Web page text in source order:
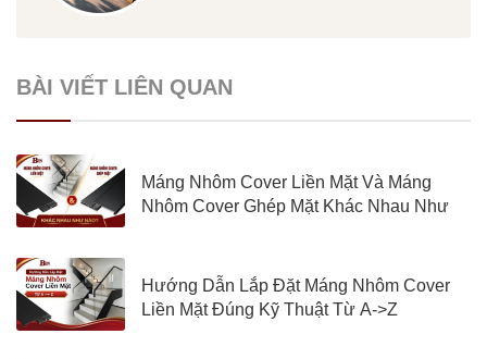
BÀI VIẾT LIÊN QUAN
Máng Nhôm Cover Liền Mặt Và Máng
Nhôm Cover Ghép Mặt Khác Nhau Như
Hướng Dẫn Lắp Đặt Máng Nhôm Cover
Liền Mặt Đúng Kỹ Thuật Từ A->Z